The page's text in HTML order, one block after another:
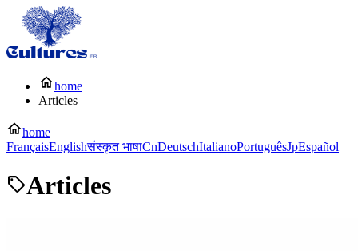
home
Articles
home
FrançaisEnglishसंस्कृत भाषाCnDeutschItalianoPortuguêsJpEspañol
Articles